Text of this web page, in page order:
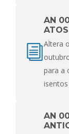
AN
Altera
para a
AN